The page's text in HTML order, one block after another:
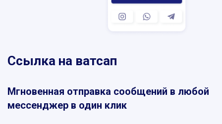
Ссылка на ватсап
Мгновенная отправка сообщений в любой
мессенджер в один клик